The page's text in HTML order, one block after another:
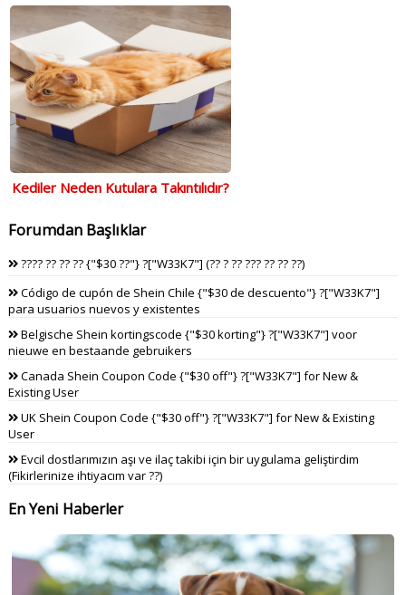
Kediler Neden Kutulara Takıntılıdır?
Forumdan Başlıklar
???? ?? ?? ?? {"$30 ??"} ?["W33K7"] (?? ? ?? ??? ?? ?? ??)
Código de cupón de Shein Chile {"$30 de descuento"} ?["W33K7"]
para usuarios nuevos y existentes
Belgische Shein kortingscode {"$30 korting"} ?["W33K7"] voor
nieuwe en bestaande gebruikers
Canada Shein Coupon Code {"$30 off"} ?["W33K7"] for New &
Existing User
UK Shein Coupon Code {"$30 off"} ?["W33K7"] for New & Existing
User
Evcil dostlarımızın aşı ve ilaç takibi için bir uygulama geliştirdim
(Fikirlerinize ihtiyacım var ??)
En Yeni Haberler